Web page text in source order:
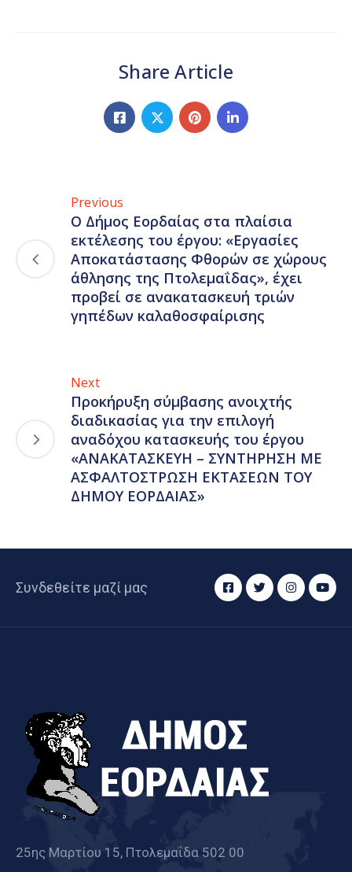
Share Article
Previous
O Δήμος Εορδαίας στα πλαίσια
εκτέλεσης του έργου: «Εργασίες
Αποκατάστασης Φθορών σε χώρους
άθλησης της Πτολεμαΐδας», έχει
προβεί σε ανακατασκευή τριών
γηπέδων καλαθοσφαίρισης
Next
Προκήρυξη σύμβασης ανοιχτής
διαδικασίας για την επιλογή
αναδόχου κατασκευής του έργου
«ΑΝΑΚΑΤΑΣΚΕΥΗ – ΣΥΝΤΗΡΗΣΗ ΜΕ
ΑΣΦΑΛΤΟΣΤΡΩΣΗ ΕΚΤΑΣΕΩΝ ΤΟΥ
ΔΗΜΟΥ ΕΟΡΔΑΙΑΣ»
Συνδεθείτε μαζί μας
25ης Μαρτίου 15, Πτολεμαΐδα 502 00